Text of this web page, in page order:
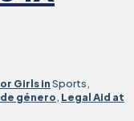
Girls inSports,
género, Legal Aid at